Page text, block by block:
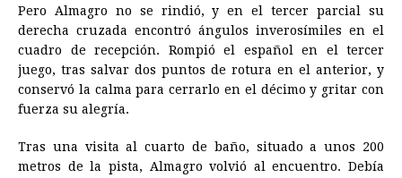
Pero Almagro no se rindió, y en el tercer parcial su
derecha cruzada encontró ángulos inverosímiles en el
cuadro de recepción. Rompió el español en el tercer
juego, tras salvar dos puntos de rotura en el anterior, y
conservó la calma para cerrarlo en el décimo y gritar con
fuerza su alegría.
Tras una visita al cuarto de baño, situado a unos 200
metros de la pista, Almagro volvió al encuentro. Debía